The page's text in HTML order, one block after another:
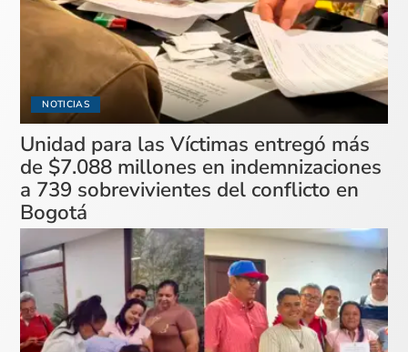
NOTICIAS
Unidad para las Víctimas entregó más
de $7.088 millones en indemnizaciones
a 739 sobrevivientes del conflicto en
Bogotá